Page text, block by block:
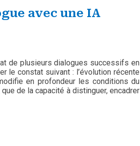
avec une IA
de plusieurs dialogues successifs en
le constat suivant : l’évolution récente
en profondeur les conditions du
de la capacité à distinguer, encadrer